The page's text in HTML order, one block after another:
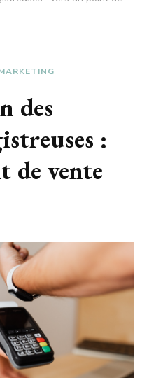
des
:
de vente